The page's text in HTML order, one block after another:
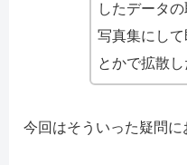
したデータ
写真集にし
とかで拡散
今回はそういった疑問に